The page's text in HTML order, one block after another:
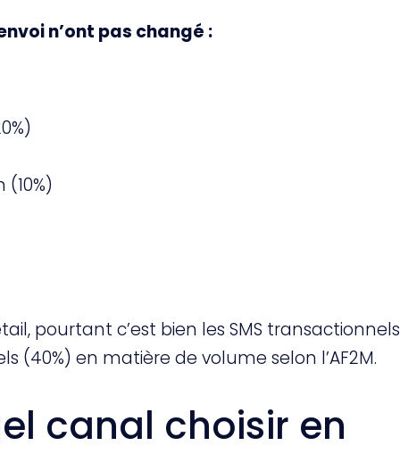
n’ont pas changé :
pourtant c’est bien les SMS transactionnels
(40%) en matière de volume selon l’AF2M.
canal choisir en